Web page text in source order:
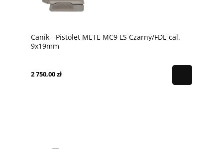
Canik - Pistolet METE MC9 LS Czarny/FDE cal.
9x19mm
2 750,00 zł